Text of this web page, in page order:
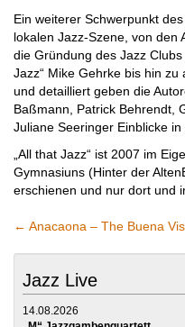
Ein weiterer Schwerpunkt
lokalen Jazz-Szene, von den
die Gründung des Jazz
Jazz“ Mike Gehrke bis hin
und detailliert geben die
Baßmann, Patrick Behrendt,
Juliane Seeringer Einblicke
„All that Jazz“ ist 2007 im
Gymnasiuns (Hinter der
erschienen und nur dort und
← Anacaona – The Buena
Jazz Live
14.08.2026